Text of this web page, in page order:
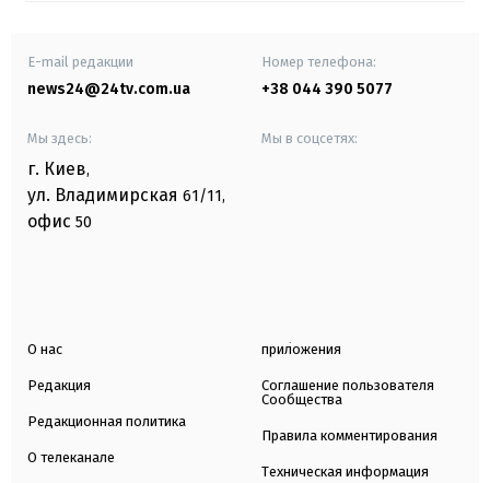
E-mail редакции
news24@24tv.com.ua
Номер телефона:
+38 044 390 5077
Мы здесь:
г. Киев,
ул. Владимирская 61/11,
офис 50
Мы в соцсетях:
О нас
Редакция
Редакционная политика
О телеканале
приложения
Соглашение пользователя
Сообщества
Правила комментирования
Техническая информация